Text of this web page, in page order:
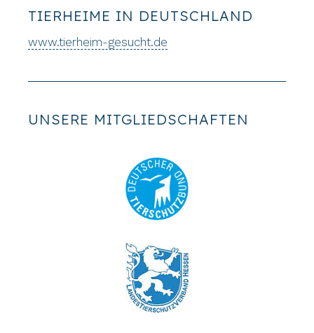
TIERHEIME IN DEUTSCHLAND
www.tierheim-gesucht.de
UNSERE MITGLIEDSCHAFTEN